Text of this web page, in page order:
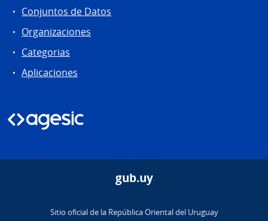
Conjuntos de Datos
Organizaciones
Categorias
Aplicaciones
gub.uy
Sitio oficial de la República Oriental del Uruguay